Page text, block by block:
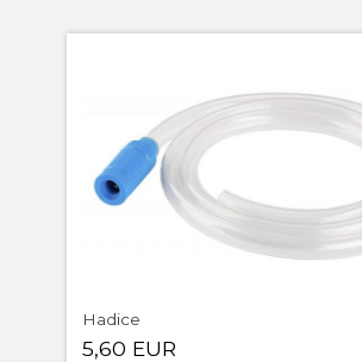
Hadice
5,60 EUR